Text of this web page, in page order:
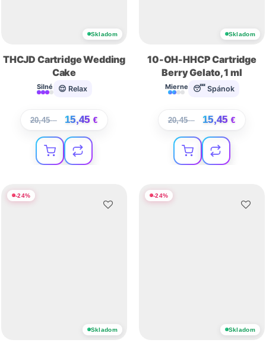
Skladom
THCJD Cartridge Wedding
Cake
Silné 😌 Relax
20,45€ 15,45 €
Skladom
10-OH-HHCP Cartridge
Berry Gelato, 1 ml
Mierne 😴 Spánok
20,45€ 15,45 €
-24%
Skladom
-24%
Skladom